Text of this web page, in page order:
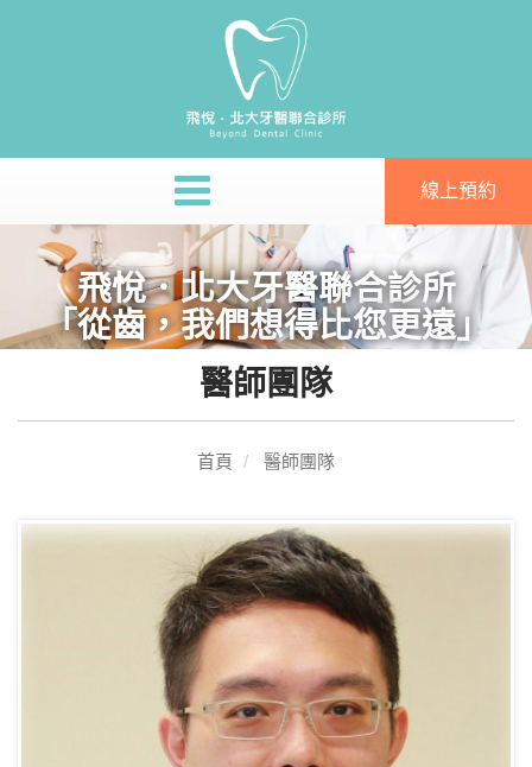
線上預約
飛悅．北大牙醫聯合診所
「從齒，我們想得比您更遠」
醫師團隊
首頁 醫師團隊